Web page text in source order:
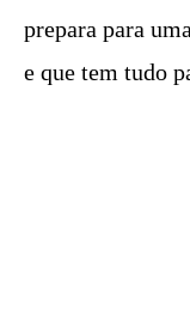
prepara para
e que tem tudo